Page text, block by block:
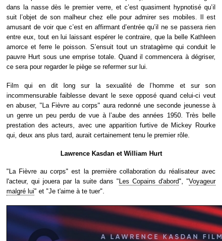
dans la nasse dès le premier verre, et c’est quasiment hypnotisé qu’il
suit l’objet de son malheur chez elle pour admirer ses mobiles. Il est
amusant de voir que c’est en affirmant d’entrée qu’il ne se passera rien
entre eux, tout en lui laissant espérer le contraire, que la belle Kathleen
amorce et ferre le poisson. S’ensuit tout un stratagème qui conduit le
pauvre Hurt sous une emprise totale. Quand il commencera à dégriser,
ce sera pour regarder le piège se refermer sur lui.
Film qui en dit long sur la sexualité de l’homme et sur son
incommensurable faiblesse devant le sexe opposé quand celui-ci veut
en abuser, "La Fièvre au corps" aura redonné une seconde jeunesse à
un genre un peu perdu de vue à l’aube des années 1950. Très belle
prestation des acteurs, avec une apparition furtive de Mickey Rourke
qui, deux ans plus tard, aurait certainement tenu le premier rôle.
Lawrence Kasdan et William Hurt
"La Fièvre au corps" est la première collaboration du réalisateur avec
l'acteur, qui jouera par la suite dans " Les Copains d'abord", "Voyageur
malgré lui" et "Je t'aime à te tuer".